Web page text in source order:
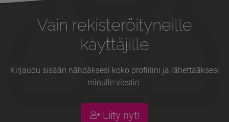
Vain rekisteröityneille
käyttäjille
Kirjaudu sisään nähdäksesi koko profiilini ja lähettääksesi
minulle viestin.
Liity nyt!